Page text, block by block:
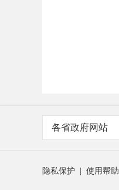
各省政府网站
隐私保护 使用帮助